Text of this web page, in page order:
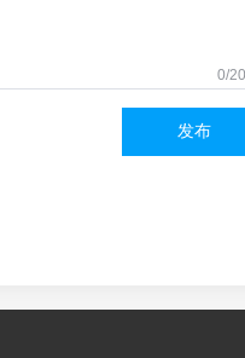
0/
发布